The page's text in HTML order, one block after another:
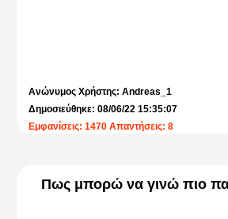
Ανώνυμος Χρήστης: Andreas_1
Δημοσιεύθηκε: 08/06/22 15:35:07
Εμφανίσεις: 1470 Απαντήσεις: 8
Πως μπορώ να γινώ πιο